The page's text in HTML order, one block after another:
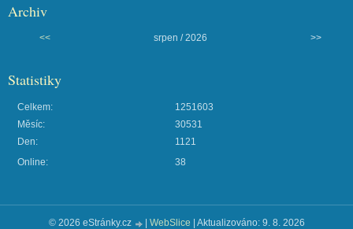
Archiv
<< srpen / 2026 >>
Statistiky
Online: 38
Celkem:
1251603
Měsíc:
30531
Den:
1121
© 2026 eStránky.cz | WebSlice | Aktualizováno: 9. 8. 2026